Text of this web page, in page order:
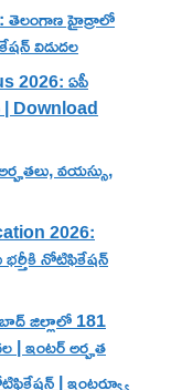
తెలంగాణ హైడ్రాలో
విడుదల
2026: ఏపీ
| Download
వయస్సు,
2026:
నోటిఫికేషన్
జిల్లాలో 181
| ఇంటర్ అర్హత
| ఇంటర్వ్యూ